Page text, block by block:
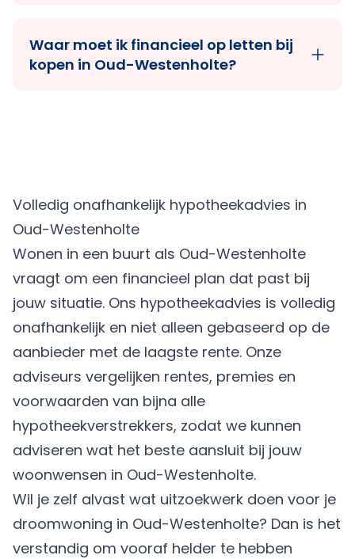
Waar moet ik financieel op letten bij
kopen in Oud-Westenholte?
Volledig onafhankelijk hypotheekadvies in
Oud-Westenholte
Wonen in een buurt als Oud-Westenholte
vraagt om een financieel plan dat past bij
jouw situatie. Ons hypotheekadvies is volledig
onafhankelijk en niet alleen gebaseerd op de
aanbieder met de laagste rente. Onze
adviseurs vergelijken rentes, premies en
voorwaarden van bijna alle
hypotheekverstrekkers, zodat we kunnen
adviseren wat het beste aansluit bij jouw
woonwensen in Oud-Westenholte.
Wil je zelf alvast wat uitzoekwerk doen voor je
droomwoning in Oud-Westenholte? Dan is het
verstandig om vooraf helder te hebben